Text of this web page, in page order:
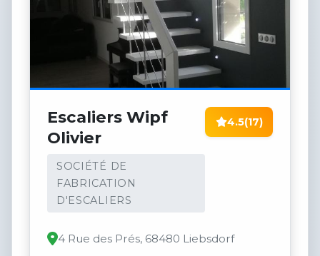
Escaliers Wipf
Olivier
SOCIÉTÉ DE
FABRICATION
D'ESCALIERS
4.5(17)
4 Rue des Prés, 68480 Liebsdorf